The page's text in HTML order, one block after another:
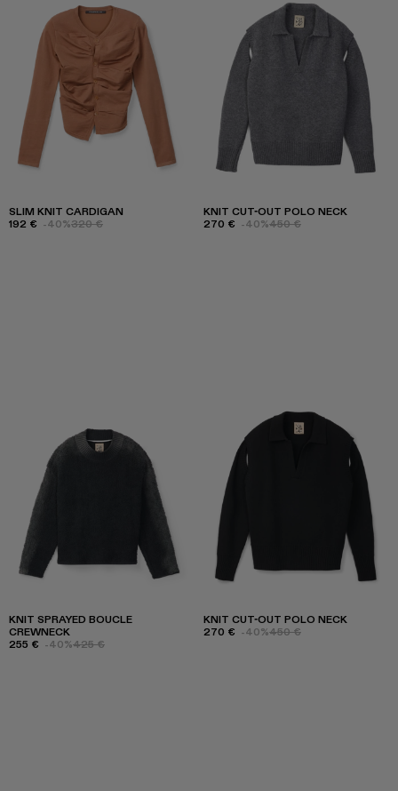
SLIM KNIT CARDIGAN
192 € -40%320 €
KNIT CUT-OUT POLO NECK
270 € -40%450 €
KNIT SPRAYED BOUCLE
CREWNECK
255 € -40%425 €
KNIT CUT-OUT POLO NECK
270 € -40%450 €